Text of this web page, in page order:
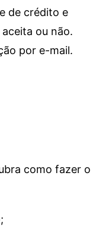
de crédito e
ou não.
por e-mail.
como fazer o